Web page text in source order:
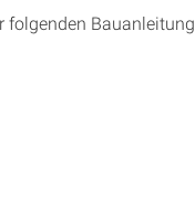
folgenden